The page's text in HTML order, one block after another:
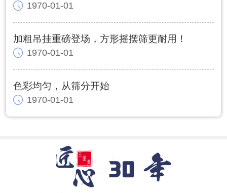
1970-01-01
加粗吊挂重磅登场，方形摇摆筛更耐用！
1970-01-01
色彩均匀，从筛分开始
1970-01-01